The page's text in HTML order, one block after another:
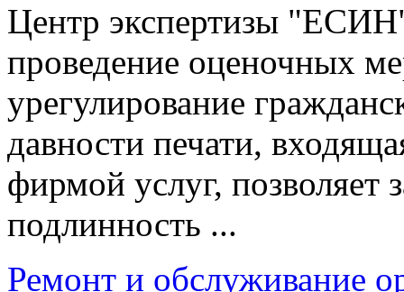
Центр экспертизы
проведение оценочных
урегулирование
давности печати,
фирмой услуг, позволяет
подлинность ...
Ремонт и обслуживание